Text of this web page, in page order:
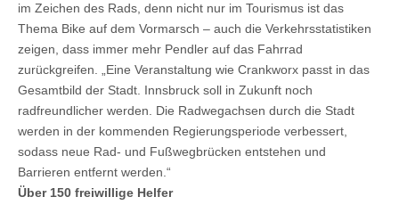
im Zeichen des Rads, denn nicht nur im Tourismus ist das
Thema Bike auf dem Vormarsch – auch die Verkehrsstatistiken
zeigen, dass immer mehr Pendler auf das Fahrrad
zurückgreifen. „Eine Veranstaltung wie Crankworx passt in das
Gesamtbild der Stadt. Innsbruck soll in Zukunft noch
radfreundlicher werden. Die Radwegachsen durch die Stadt
werden in der kommenden Regierungsperiode verbessert,
sodass neue Rad- und Fußwegbrücken entstehen und
Barrieren entfernt werden.“
Über 150 freiwillige Helfer